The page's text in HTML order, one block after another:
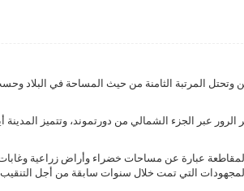
وتحتل المرتبة الثامنة من حيث المساحة في البلاد
عبر الجزء الشمالي من دورتموند، وتتميز المدينة
عبارة عن مساحات خضراء وأراض زراعية
التي تمت خلال سنوات سابقة من أجل